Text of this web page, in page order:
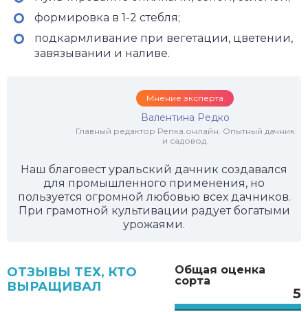
формировка в 1-2 стебля;
подкармливание при вегетации, цветении,
завязывании и наливе.
Мнение эксперта
Валентина Редко
Главный редактор Репка.онлайн. Опытный дачник
и садовод.
Наш благовест уральский дачник создавался
для промышленного применения, но
пользуется огромной любовью всех дачников.
При грамотной культивации радует богатыми
урожаями.
Общая оценка
сорта
5
ОТЗЫВЫ ТЕХ, КТО
ВЫРАЩИВАЛ